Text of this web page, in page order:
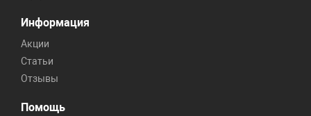
Информация
Акции
Статьи
Отзывы
Помощь